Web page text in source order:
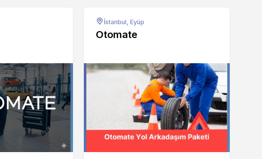
İstanbul, Eyüp
Otomate